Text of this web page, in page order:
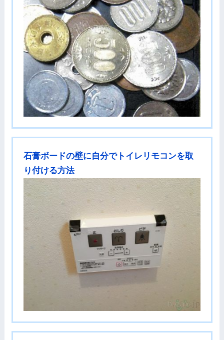
石膏ボードの壁に自分でトイレリモコンを取
り付ける方法